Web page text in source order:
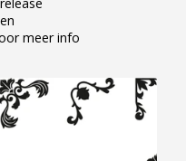
meer info